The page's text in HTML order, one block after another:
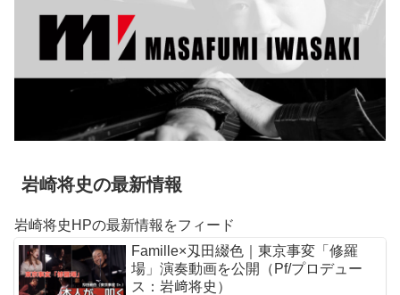
岩崎将史の最新情報
岩崎将史HPの最新情報をフィード
Famille×刄田綴色｜東京事変「修羅
場」演奏動画を公開（Pf/プロデュー
ス：岩﨑将史）